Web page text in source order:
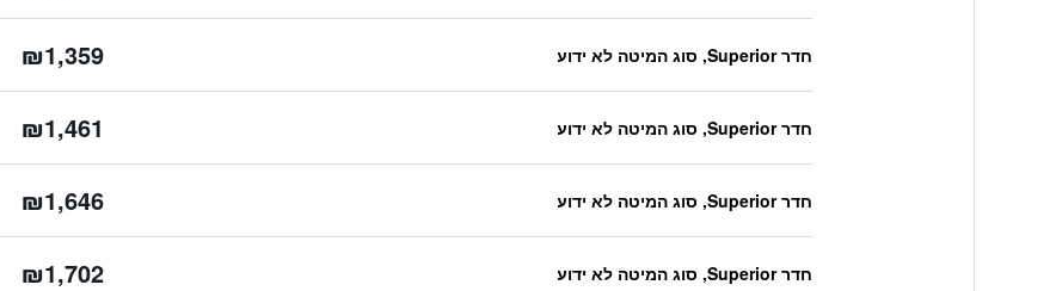
חדר Superior, סוג המיטה לא ידוע ₪1,359
חדר Superior, סוג המיטה לא ידוע ₪1,461
חדר Superior, סוג המיטה לא ידוע ₪1,646
חדר Superior, סוג המיטה לא ידוע ₪1,702